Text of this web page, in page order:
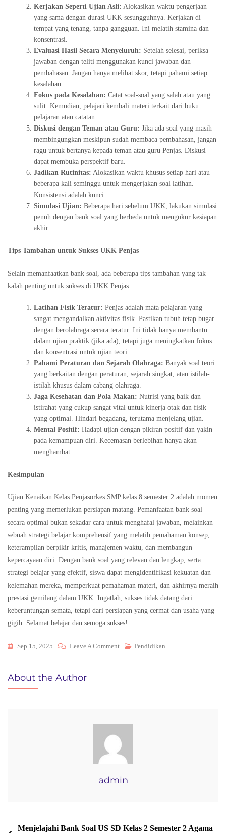
Kerjakan Seperti Ujian Asli: Alokasikan waktu pengerjaan
yang sama dengan durasi UKK sesungguhnya. Kerjakan di
tempat yang tenang, tanpa gangguan. Ini melatih stamina dan
konsentrasi.
Evaluasi Hasil Secara Menyeluruh: Setelah selesai, periksa
jawaban dengan teliti menggunakan kunci jawaban dan
pembahasan. Jangan hanya melihat skor, tetapi pahami setiap
kesalahan.
Fokus pada Kesalahan: Catat soal-soal yang salah atau yang
sulit. Kemudian, pelajari kembali materi terkait dari buku
pelajaran atau catatan.
Diskusi dengan Teman atau Guru: Jika ada soal yang masih
membingungkan meskipun sudah membaca pembahasan, jangan
ragu untuk bertanya kepada teman atau guru Penjas. Diskusi
dapat membuka perspektif baru.
Jadikan Rutinitas: Alokasikan waktu khusus setiap hari atau
beberapa kali seminggu untuk mengerjakan soal latihan.
Konsistensi adalah kunci.
Simulasi Ujian: Beberapa hari sebelum UKK, lakukan simulasi
penuh dengan bank soal yang berbeda untuk mengukur kesiapan
akhir.
Tips Tambahan untuk Sukses UKK Penjas
Selain memanfaatkan bank soal, ada beberapa tips tambahan yang tak
kalah penting untuk sukses di UKK Penjas:
Latihan Fisik Teratur: Penjas adalah mata pelajaran yang
sangat mengandalkan aktivitas fisik. Pastikan tubuh tetap bugar
dengan berolahraga secara teratur. Ini tidak hanya membantu
dalam ujian praktik (jika ada), tetapi juga meningkatkan fokus
dan konsentrasi untuk ujian teori.
Pahami Peraturan dan Sejarah Olahraga: Banyak soal teori
yang berkaitan dengan peraturan, sejarah singkat, atau istilah-
istilah khusus dalam cabang olahraga.
Jaga Kesehatan dan Pola Makan: Nutrisi yang baik dan
istirahat yang cukup sangat vital untuk kinerja otak dan fisik
yang optimal. Hindari begadang, terutama menjelang ujian.
Mental Positif: Hadapi ujian dengan pikiran positif dan yakin
pada kemampuan diri. Kecemasan berlebihan hanya akan
menghambat.
Kesimpulan
Ujian Kenaikan Kelas Penjasorkes SMP kelas 8 semester 2 adalah momen
penting yang memerlukan persiapan matang. Pemanfaatan bank soal
secara optimal bukan sekadar cara untuk menghafal jawaban, melainkan
sebuah strategi belajar komprehensif yang melatih pemahaman konsep,
keterampilan berpikir kritis, manajemen waktu, dan membangun
kepercayaan diri. Dengan bank soal yang relevan dan lengkap, serta
strategi belajar yang efektif, siswa dapat mengidentifikasi kekuatan dan
kelemahan mereka, memperkuat pemahaman materi, dan akhirnya meraih
prestasi gemilang dalam UKK. Ingatlah, sukses tidak datang dari
keberuntungan semata, tetapi dari persiapan yang cermat dan usaha yang
gigih. Selamat belajar dan semoga sukses!
Sep 15, 2025 Leave A Comment On
SMP
Kelas
8
Semester
2:
Soal
Pendidikan
About the Author
admin
Navigasi
Menjelajahi Bank Soal US SD Kelas 2 Semester 2 Agama